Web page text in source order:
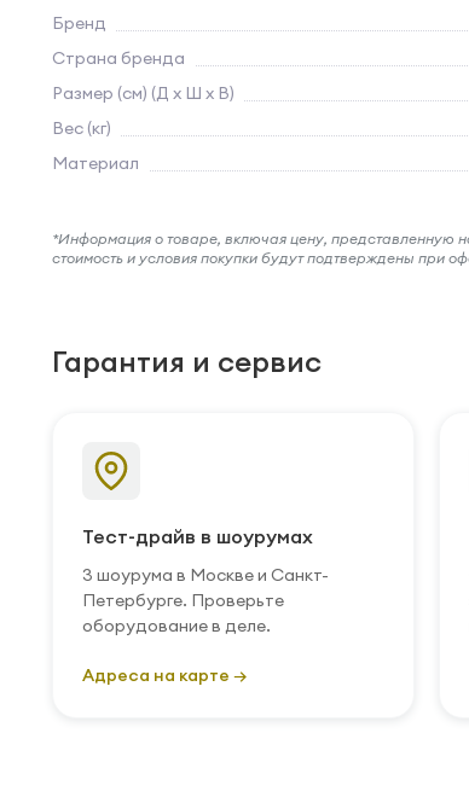
Бренд
Страна бренда
Размер (см) (Д х Ш х В)
Вес (кг)
Материал
*Информация о товаре, включая цену, представленную
стоимость и условия покупки будут подтверждены при
Гарантия и сервис
Тест-драйв в шоурумах
3 шоурума в Москве и Санкт-
Петербурге. Проверьте
оборудование в деле.
Адреса на карте →